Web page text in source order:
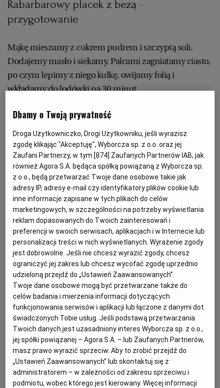
SOSNOWIEC
SZCZECIN
TORUŃ
TRÓJMIASTO
WAŁBRZYCH
WARSZAWA
WROCŁAW
ZAKOPANE
ZIELONA GÓRA
Rabarbarowy placek z bezą -
przygotowanie
Mąkę mieszamy z cukrem pudrem i szczyptą soli.
Dodajemy masło i siekamy. Palcami zagniatamy ciasto,
po czym lepimy z niego kulkę, owijamy folią i
wkładamy do lodówki na 30 minut.
Dużą formę do tarty wykładamy ciastem i podpiekamy
Rabarbar myjemy, osuszamy i obieramy, kroimy na 2-
centymetrowe kawałki. Mieszamy z cukrem i układamy
na podpieczonym placku.
Białka ubijamy, stopniowo dodając cukier, i wykładamy
na placek. Pieczemy w temperaturze 180 st., aż beza
będzie złota.
Dbamy o Twoją prywatność
Droga Użytkowniczko, Drogi Użytkowniku, jeśli wyrazisz
zgodę klikając "Akceptuję", Wyborcza sp. z o.o. oraz jej
Zaufani Partnerzy, w tym [874] Zaufanych Partnerów IAB, jak
również Agora S.A. będąca spółką powiązaną z Wyborcza sp.
z o.o., będą przetwarzać Twoje dane osobowe takie jak
adresy IP, adresy e-mail czy identyfikatory plików cookie lub
inne informacje zapisane w tych plikach do celów
marketingowych, w szczególności na potrzeby wyświetlania
reklam dopasowanych do Twoich zainteresowań i
preferencji w swoich serwisach, aplikacjach i w Internecie lub
personalizacji treści w nich wyświetlanych. Wyrażenie zgody
jest dobrowolne. Jeśli nie chcesz wyrazić zgody, chcesz
ograniczyć jej zakres lub chcesz wycofać zgodę uprzednio
udzieloną przejdź do „Ustawień Zaawansowanych”.
Twoje dane osobowe mogą być przetwarzane także do
celów badania i mierzenia informacji dotyczących
funkcjonowania serwisów i aplikacji lub łączone z danymi dot.
świadczonych Tobie usług. Jeśli podstawą przetwarzania
Twoich danych jest uzasadniony interes Wyborcza sp. z o.o.,
jej spółki powiązanej – Agora S.A. – lub Zaufanych Partnerów,
masz prawo wyrazić sprzeciw. Aby to zrobić przejdź do
„Ustawień Zaawansowanych” lub skontaktuj się z
administratorem – w zależności od zakresu sprzeciwu i
podmiotu, wobec którego jest kierowany. Więcej informacji